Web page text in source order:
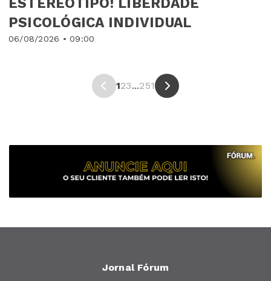
06/08/2026 • 09:00
PSICOLÓGICA INDIVIDUAL
123...251
Jornal Fórum